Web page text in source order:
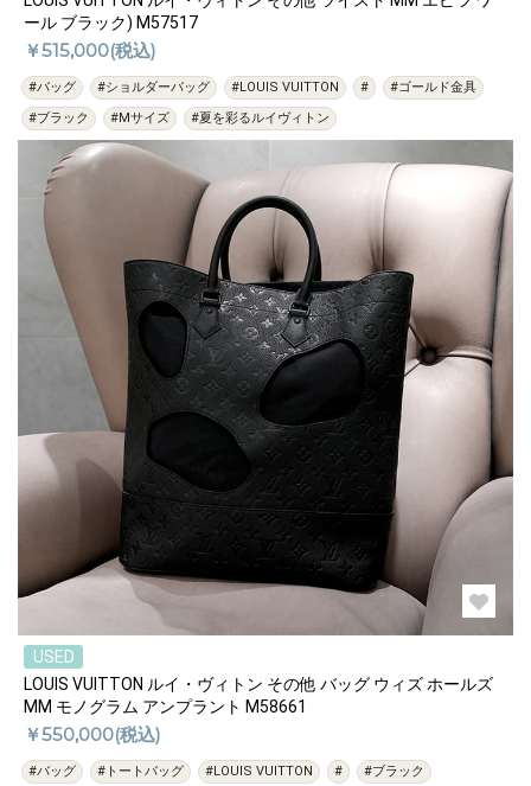
ール ブラック) M57517
￥515,000(税込)
#バッグ #ショルダーバッグ #LOUIS VUITTON #
#ゴールド金具
#ブラック
#Mサイズ #夏を彩るルイヴィトン
USED
LOUIS VUITTON ルイ・ヴィトン その他 バッグ ウィズ ホールズ
MM モノグラム アンプラント M58661
￥550,000(税込)
#バッグ #トートバッグ #LOUIS VUITTON #
#ブラック